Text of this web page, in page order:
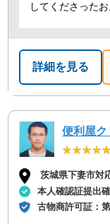
してくださった
詳細を見る
便利屋
★★★★★
★★★★★
茨城県下妻市対
本人確認証提出
古物商許可証：